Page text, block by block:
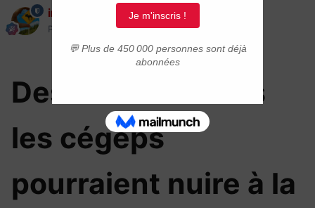
immigrer.com
Posté(e) 19 juin 2023
Des bourses dans
les cégeps
pourraient nuire à la